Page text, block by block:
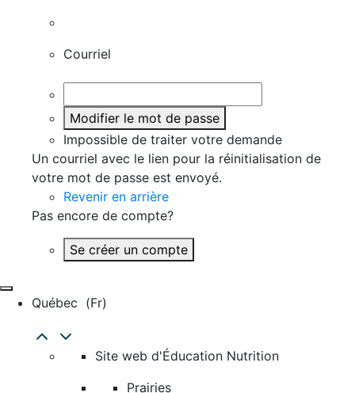
Courriel
Modifier le mot de passe
Impossible de traiter votre demande
Un courriel avec le lien pour la réinitialisation de
votre mot de passe est envoyé.
Revenir en arrière
Pas encore de compte?
Se créer un compte
Québec (fr)
Site web d'Éducation Nutrition
Prairies